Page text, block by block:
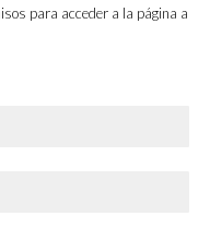
para acceder a la página a